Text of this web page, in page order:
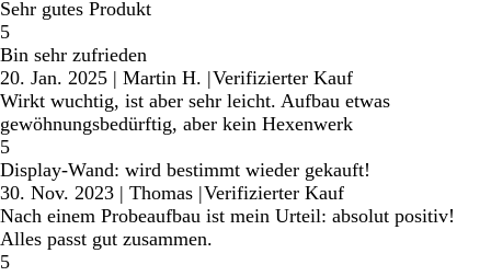
Sehr gutes Produkt
5
Bin sehr zufrieden
20. Jan. 2025 | Martin H. |Verifizierter Kauf
Wirkt wuchtig, ist aber sehr leicht. Aufbau etwas
gewöhnungsbedürftig, aber kein Hexenwerk
5
Display-Wand: wird bestimmt wieder gekauft!
30. Nov. 2023 | Thomas |Verifizierter Kauf
Nach einem Probeaufbau ist mein Urteil: absolut positiv!
Alles passt gut zusammen.
5